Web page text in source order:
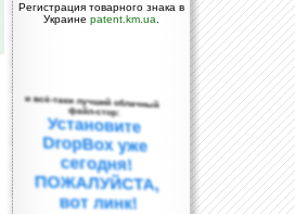
Регистрация товарного знака в
Украине patent.km.ua
и всё-таки лучший облачный
файл-стор:
Установите
DropBox уже
сегодня!
ПОЖАЛУЙСТА,
вот линк!